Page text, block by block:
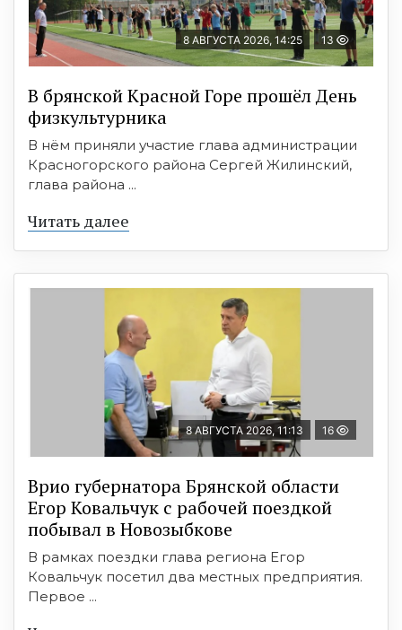
8 АВГУСТА 2026, 14:25 13
В брянской Красной Горе прошёл День
физкультурника
В нём приняли участие глава администрации
Красногорского района Сергей Жилинский,
глава района ...
Читать далее
8 АВГУСТА 2026, 11:13 16
Врио губернатора Брянской области
Егор Ковальчук с рабочей поездкой
побывал в Новозыбкове
В рамках поездки глава региона Егор
Ковальчук посетил два местных предприятия.
Первое ...